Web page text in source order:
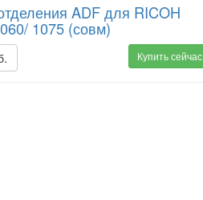
ADF для RICOH
1075 (совм)
Купить сейчас